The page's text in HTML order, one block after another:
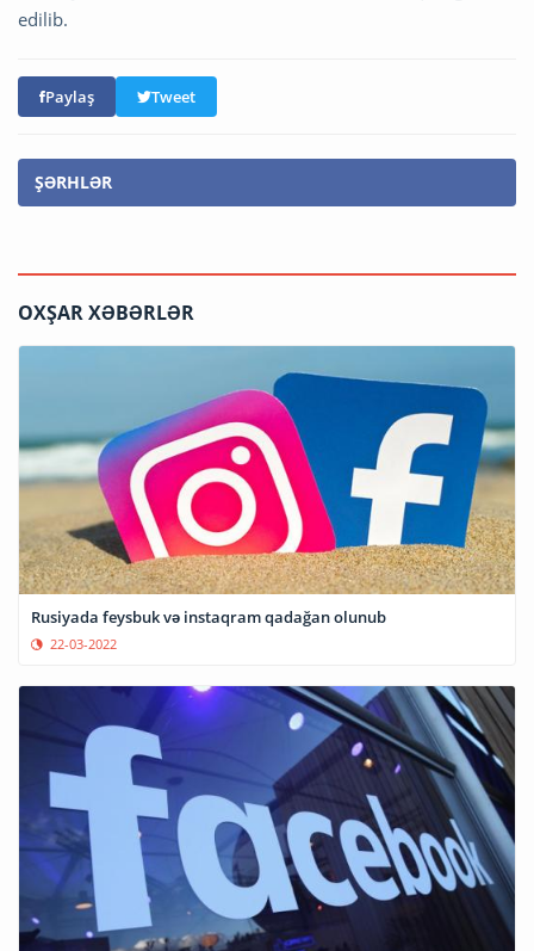
edilib.
Paylaş Tweet
ŞƏRHLƏR
OXŞAR XƏBƏRLƏR
Rusiyada feysbuk və instaqram qadağan olunub
22-03-2022